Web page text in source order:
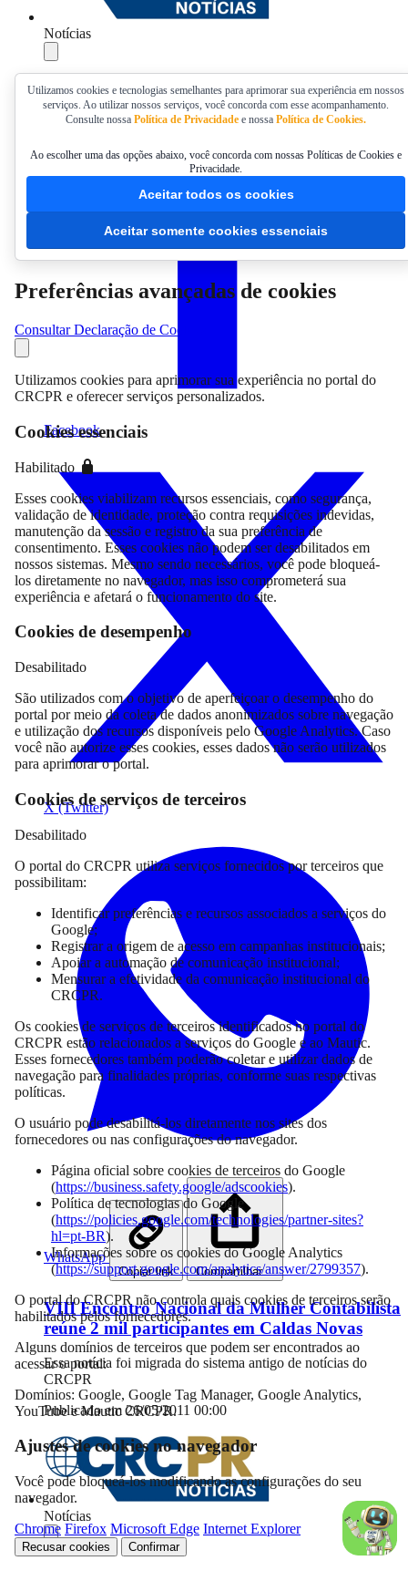
Notícias
Compartilhar
Facebook
X (Twitter)
WhatsApp
Copiar link Compartilhar…
VIII Encontro Nacional da Mulher Contabilista
reúne 2 mil participantes em Caldas Novas
Essa notícia foi migrada do sistema antigo de notícias do
CRCPR
Publicado em 26/05/2011 00:00
Notícias
Compartilhar
Utilizamos cookies e tecnologias semelhantes para aprimorar sua experiência em nossos
serviços. Ao utilizar nossos serviços, você concorda com esse acompanhamento.
Consulte nossa Política de Privacidade e nossa Política de Cookies.
Ao escolher uma das opções abaixo, você concorda com nossas Políticas de Cookies e
Privacidade.
Aceitar todos os cookies
Aceitar somente cookies essenciais
Preferências avançadas de cookies
Consultar Declaração de Cookies
Utilizamos cookies para aprimorar sua experiência no portal do
CRCPR e oferecer serviços personalizados.
Cookies essenciais
Habilitado
Esses cookies viabilizam recursos essenciais, como segurança,
validação de identidade, proteção contra requisições indevidas,
manutenção da sessão e registro da sua preferência de
consentimento. Esses cookies não podem ser desabilitados em
nossos sistemas. Mesmo sendo necessários, você pode bloqueá-
los diretamente no navegador, mas isso comprometerá sua
experiência e afetará o funcionamento do site.
Cookies de desempenho
Desabilitado
São utilizados com o objetivo de aperfeiçoar o desempenho do
portal por meio da coleta de dados anonimizados sobre navegação
e utilização dos recursos disponíveis pelo Google Analytics. Caso
você não autorize esses cookies, esses dados não serão utilizados
para aprimorar o portal.
Cookies de serviços de terceiros
Desabilitado
O portal do CRCPR utiliza serviços fornecidos por terceiros que
possibilitam:
Identificar preferências e recursos associados a serviços do
Google;
Registrar a origem de acesso em campanhas institucionais;
Apoiar a automação de comunicação institucional;
Mensurar a efetividade da comunicação institucional do
CRCPR.
Os cookies de serviços de terceiros identificados no portal do
CRCPR estão relacionados a serviços do Google e ao Mautic.
Esses fornecedores também poderão coletar e utilizar dados de
navegação para finalidades próprias, conforme suas respectivas
políticas.
O usuário pode desabilitá-los diretamente nos sites dos
fornecedores ou nas configurações do navegador.
Página oficial sobre cookies de terceiros do Google
(https://business.safety.google/adscookies).
Política de tecnologias do Google
(https://policies.google.com/technologies/partner-sites?
hl=pt-BR).
Informações sobre os cookies do Google Analytics
(https://support.google.com/analytics/answer/2799357).
O portal do CRCPR não controla quais cookies de terceiros serão
habilitados pelos fornecedores.
Alguns domínios de terceiros que podem ser encontrados ao
acessar o portal:
Domínios: Google, Google Tag Manager, Google Analytics,
YouTube e Mautic CRCPR.
Ajustes de cookies no navegador
Você pode bloqueá-los modificando as configurações do seu
navegador.
Chrome Firefox Microsoft Edge Internet Explorer
Recusar cookies Confirmar